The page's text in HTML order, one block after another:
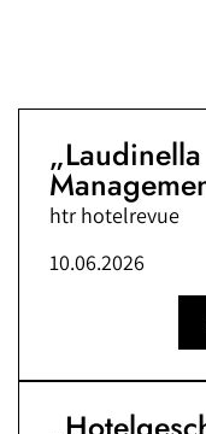
htr hotelrevue
10.06.2026